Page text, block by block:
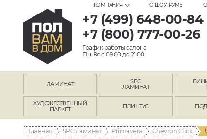
КОМПАНИЯ О ШОУ-РУМЕ
+7 (499) 648-00-84
+7 (800) 777-00-26
График работы салона
Пн-Вс с 09:00 до 21:00
ЛАМИНАТ
SPC
ЛАМИНАТ
ХУДОЖЕСТВЕННЫЙ
ПАРКЕТ
ПЛИНТУС
Главная SPC ламинат Primavera Chevron Click